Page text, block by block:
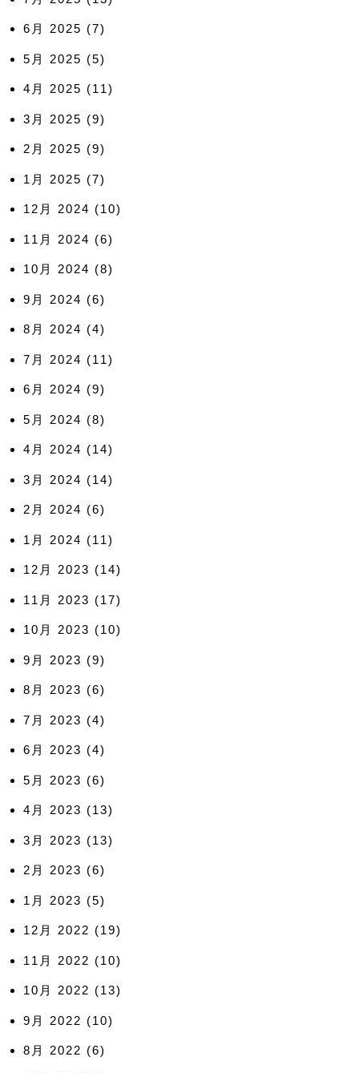
6月 2025 (7)
5月 2025 (5)
4月 2025 (11)
3月 2025 (9)
2月 2025 (9)
1月 2025 (7)
12月 2024 (10)
11月 2024 (6)
10月 2024 (8)
9月 2024 (6)
8月 2024 (4)
7月 2024 (11)
6月 2024 (9)
5月 2024 (8)
4月 2024 (14)
3月 2024 (14)
2月 2024 (6)
1月 2024 (11)
12月 2023 (14)
11月 2023 (17)
10月 2023 (10)
9月 2023 (9)
8月 2023 (6)
7月 2023 (4)
6月 2023 (4)
5月 2023 (6)
4月 2023 (13)
3月 2023 (13)
2月 2023 (6)
1月 2023 (5)
12月 2022 (19)
11月 2022 (10)
10月 2022 (13)
9月 2022 (10)
8月 2022 (6)